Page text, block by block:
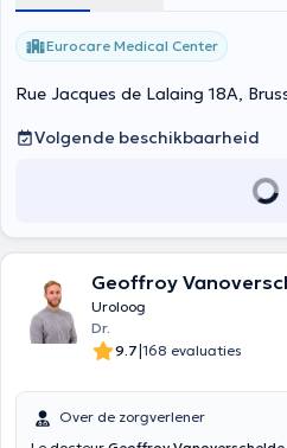
Eurocare Medical Center
Rue Jacques de Lalaing 18A,
Volgende beschikbaarheid
Geoffroy
Uroloog
Dr.
9.7|168 evaluaties
Over de zorgverlener